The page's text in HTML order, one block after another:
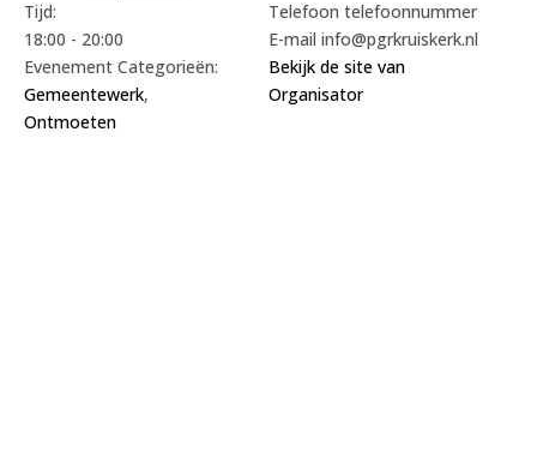
Tijd:
18:00 - 20:00
Evenement Categorieën:
Gemeentewerk,
Ontmoeten
Telefoon telefoonnummer
E-mail info@pgrkruiskerk.nl
Bekijk de site van
Organisator